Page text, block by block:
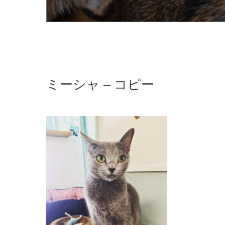
ミーシャ – コピー